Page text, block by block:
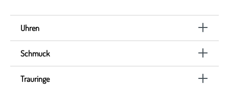
Uhren
Schmuck
Trauringe